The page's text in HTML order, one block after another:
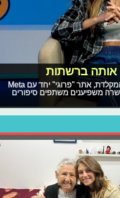
אותה ברשתות
בעקבות החרפת השפה ברשת וההרגשה שהיד קלה יותר על המקלדת, אתר "פרוגי" יחד עם Meta
משפיענים משתפים סיפורים